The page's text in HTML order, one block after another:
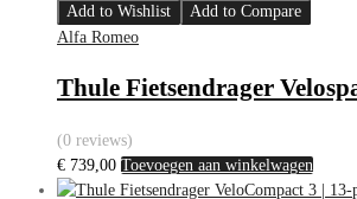
Add to Wishlist
Add to Compare
Alfa Romeo
Thule Fietsendrager
(0 reviews)
€ 739,00 Toevoegen aan winkelwagen